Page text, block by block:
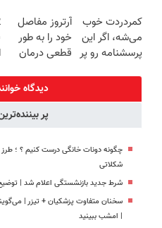
خرید40%تخفیف
سبک و مقاوم |
پرداخت قسطی
کمردردت خوب
می‌شه، اگر این
پرسشنامه رو پر
آرتروز مفاصل
خود را به طور
قطعی درمان
◗پرسش‌نامه◖
دیدگاه
پر
چگونه دونات خانگی درست کنیم ؟ ؛
شکلاتی
شرط جدید بازنشستگی اعلام شد |
سخنان متفاوت پزشکیان + تیزر |
| امشب ببینید